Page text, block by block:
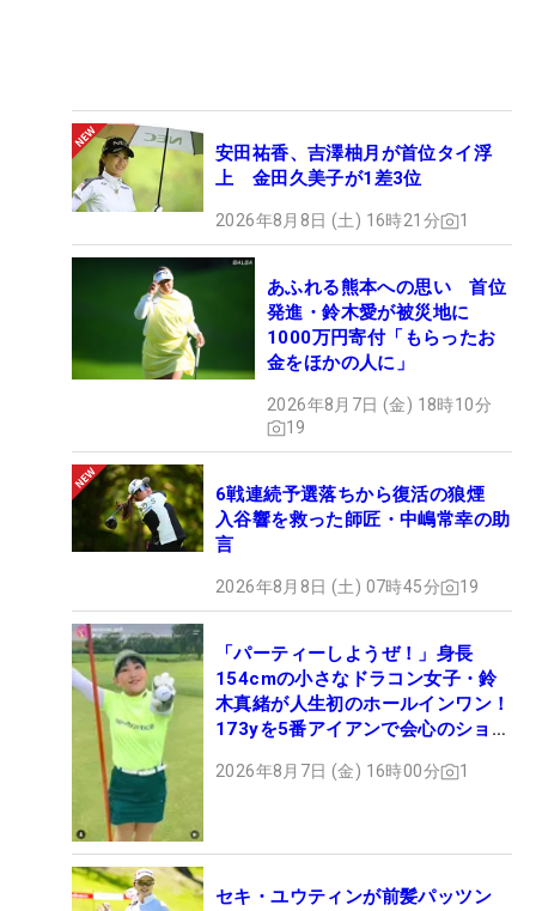
安田祐香、吉澤柚月が首位タイ浮
上 金田久美子が1差3位
2026年8月8日 (土) 16時21分 1
あふれる熊本への思い 首位
発進・鈴木愛が被災地に
1000万円寄付「もらったお
金をほかの人に」
2026年8月7日 (金) 18時10分
19
6戦連続予選落ちから復活の狼煙
入谷響を救った師匠・中嶋常幸の助
言
2026年8月8日 (土) 07時45分 19
「パーティーしようぜ！」身長
154cmの小さなドラコン女子・鈴
木真緒が人生初のホールインワン！
173yを5番アイアンで会心のショッ
2026年8月7日 (金) 16時00分 1
セキ・ユウティンが前髪パッツン